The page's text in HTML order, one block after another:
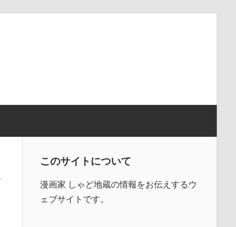
このサイトについて
漫画家 しゃど地蔵の情報をお伝えするウ
ェブサイトです。